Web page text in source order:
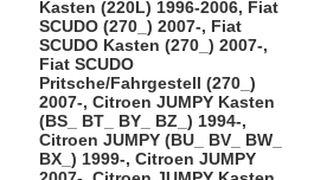
Kasten (220L) 1996-2006, Fiat
SCUDO (270_) 2007-, Fiat
SCUDO Kasten (270_) 2007-,
Fiat SCUDO
Pritsche/Fahrgestell (270_)
2007-, Citroen JUMPY Kasten
(BS_ BT_ BY_ BZ_) 1994-,
Citroen JUMPY (BU_ BV_ BW_
BX_) 1999-, Citroen JUMPY